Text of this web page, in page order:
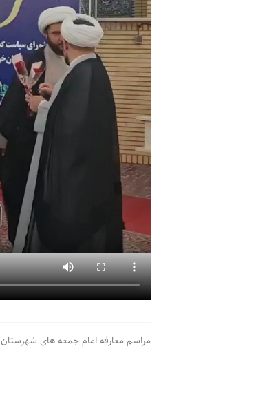
مراسم معارفه امام جمعه های شهرستان